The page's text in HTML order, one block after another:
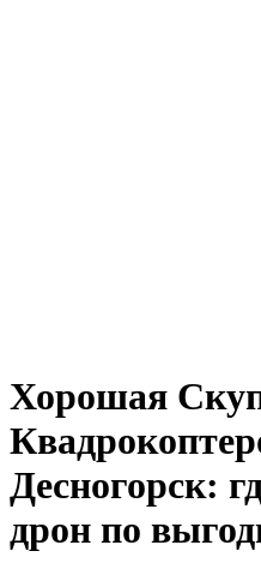
Хорошая
Десногорск:
дрон по